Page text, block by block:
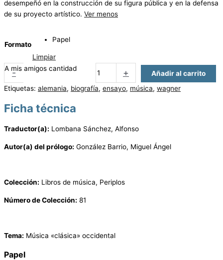
desempeñó en la construcción de su figura pública y en la defensa
de su proyecto artístico. Ver menos
Formato
Papel
Limpiar
-
A mis amigos cantidad +
Añadir al carrito
Etiquetas: alemania, biografía, ensayo, música, wagner
Ficha técnica
Traductor(a): Lombana Sánchez, Alfonso
Autor(a) del prólogo: González Barrio, Miguel Ángel
Colección: Libros de música, Periplos
Número de Colección: 81
Tema: Música «clásica» occidental
Papel